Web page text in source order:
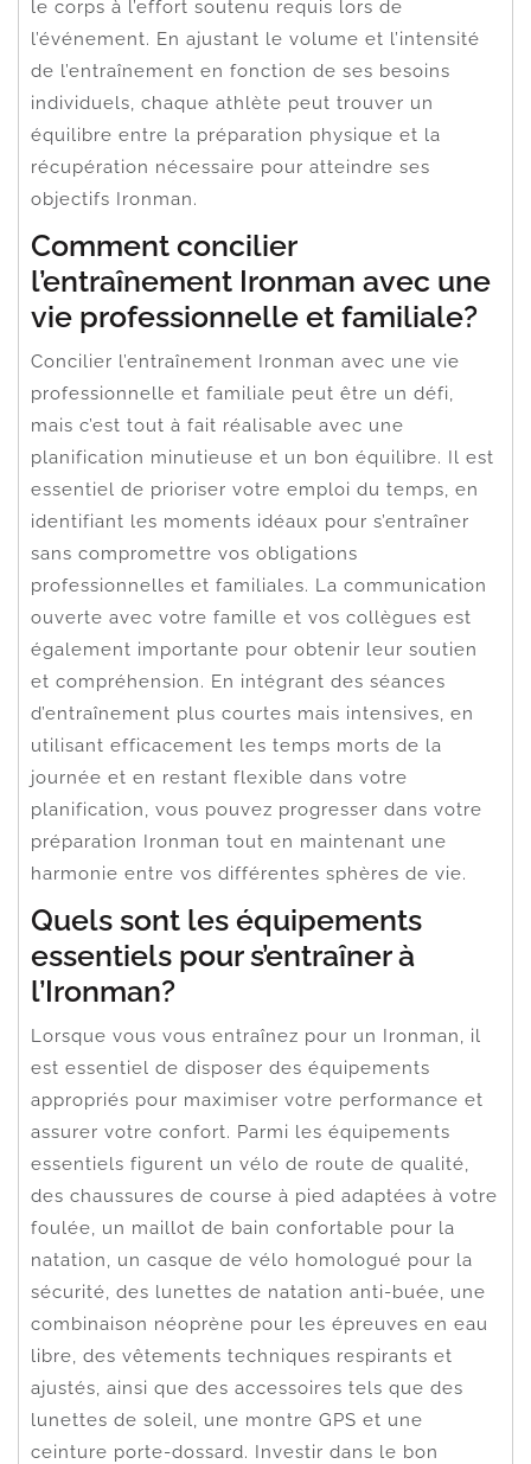
le corps à l’effort soutenu requis lors de
l’événement. En ajustant le volume et l’intensité
de l’entraînement en fonction de ses besoins
individuels, chaque athlète peut trouver un
équilibre entre la préparation physique et la
récupération nécessaire pour atteindre ses
objectifs Ironman.
Comment concilier
l’entraînement Ironman avec une
vie professionnelle et familiale?
Concilier l’entraînement Ironman avec une vie
professionnelle et familiale peut être un défi,
mais c’est tout à fait réalisable avec une
planification minutieuse et un bon équilibre. Il est
essentiel de prioriser votre emploi du temps, en
identifiant les moments idéaux pour s’entraîner
sans compromettre vos obligations
professionnelles et familiales. La communication
ouverte avec votre famille et vos collègues est
également importante pour obtenir leur soutien
et compréhension. En intégrant des séances
d’entraînement plus courtes mais intensives, en
utilisant efficacement les temps morts de la
journée et en restant flexible dans votre
planification, vous pouvez progresser dans votre
préparation Ironman tout en maintenant une
harmonie entre vos différentes sphères de vie.
Quels sont les équipements
essentiels pour s’entraîner à
l’Ironman?
Lorsque vous vous entraînez pour un Ironman, il
est essentiel de disposer des équipements
appropriés pour maximiser votre performance et
assurer votre confort. Parmi les équipements
essentiels figurent un vélo de route de qualité,
des chaussures de course à pied adaptées à votre
foulée, un maillot de bain confortable pour la
natation, un casque de vélo homologué pour la
sécurité, des lunettes de natation anti-buée, une
combinaison néoprène pour les épreuves en eau
libre, des vêtements techniques respirants et
ajustés, ainsi que des accessoires tels que des
lunettes de soleil, une montre GPS et une
ceinture porte-dossard. Investir dans le bon